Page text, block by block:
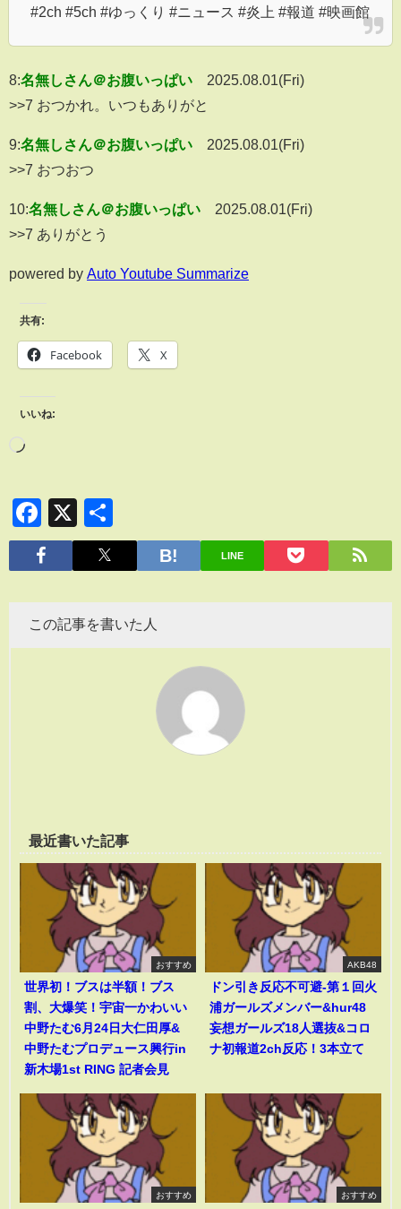
#2ch #5ch #ゆっくり #ニュース #炎上 #報道 #映画館
8:名無しさん＠お腹いっぱい
2025.08.01(Fri)
>>7 おつかれ。いつもありがと
9:名無しさん＠お腹いっぱい
2025.08.01(Fri)
>>7 おつおつ
10:名無しさん＠お腹いっぱい
2025.08.01(Fri)
>>7 ありがとう
powered by Auto Youtube Summarize
共有:
Facebook X
いいね:
Facebook
X
有
LINE
この記事を書いた人
最近書いた記事
おすすめ
世界初！ブスは半額！ブス
割、大爆笑！宇宙一かわいい
中野たむ6月24日大仁田厚&
中野たむプロデュース興行in
新木場1st RING 記者会見
AKB48
ドン引き反応不可避-第１回火
浦ガールズメンバー&hur48
妄想ガールズ18人選抜&コロ
ナ初報道2ch反応！3本立て
おすすめ おすすめ